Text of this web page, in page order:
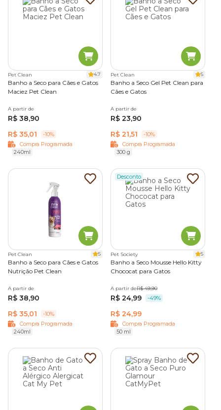
Pet Clean 4.7
Banho a Seco para Cães e Gatos
Maciez Pet Clean
A partir de
R$ 38,90
R$ 35,01
-10%
Compra Programada
240ml
Pet Clean 5
Banho a Seco Gel Pet Clean para
Cães e Gatos
A partir de
R$ 23,90
R$ 21,51
-10%
Compra Programada
300 g
Pet Clean 5
Banho a Seco para Cães e Gatos
Nutrição Pet Clean
A partir de
R$ 38,90
R$ 35,01
-10%
Compra Programada
240ml
Desconto
Pet Society 5
Banho a Seco Mousse Hello Kitty
Chococat para Gatos
A partir deR$ 49,90
R$ 24,99 -49%
R$ 24,99
Compra Programada
50 ml